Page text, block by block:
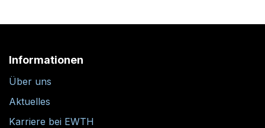
Informationen
Über uns
Aktuelles
Karriere bei EWTH